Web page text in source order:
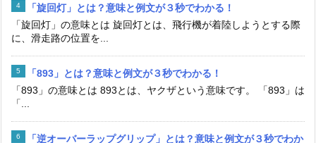
「旋回灯」とは？意味と例文が３秒でわかる！
「旋回灯」の意味とは 旋回灯とは、飛行機が着陸しようとする際
に、滑走路の位置を...
「893」とは？意味と例文が３秒でわかる！
「893」の意味とは 893とは、ヤクザという意味です。 「893」は
「...
「逆オーバーラップグリップ」とは？意味と例文が３秒でわか